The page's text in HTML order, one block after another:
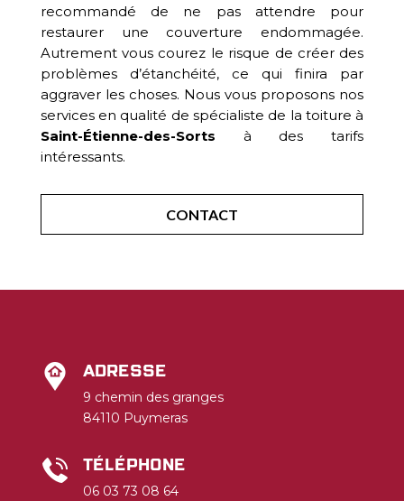
recommandé de ne pas attendre pour
restaurer une couverture endommagée.
Autrement vous courez le risque de créer des
problèmes d’étanchéité, ce qui finira par
aggraver les choses. Nous vous proposons nos
services en qualité de spécialiste de la toiture à
Saint-Étienne-des-Sorts à des tarifs
intéressants.
CONTACT
Adresse
9 chemin des granges
84110 Puymeras
Téléphone
06 03 73 08 64